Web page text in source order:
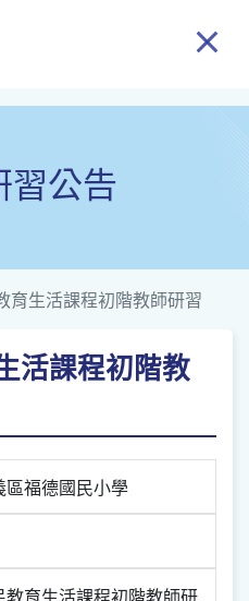
習公告
育生活課程初階教師研習
活課程初階教
區福德國民小學
教育生活課程初階教師研